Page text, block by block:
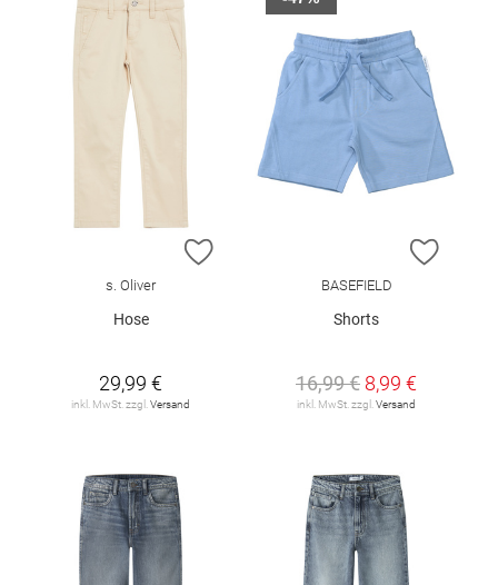
ZUR WUNSCHLISTE HINZUFÜGEN
s. Oliver
Hose
29,99 €
inkl. MwSt. zzgl.Versand
ZUR
BASEFIELD
Shorts
16,99 € 8,99 €
inkl. MwSt. zzgl.Versand